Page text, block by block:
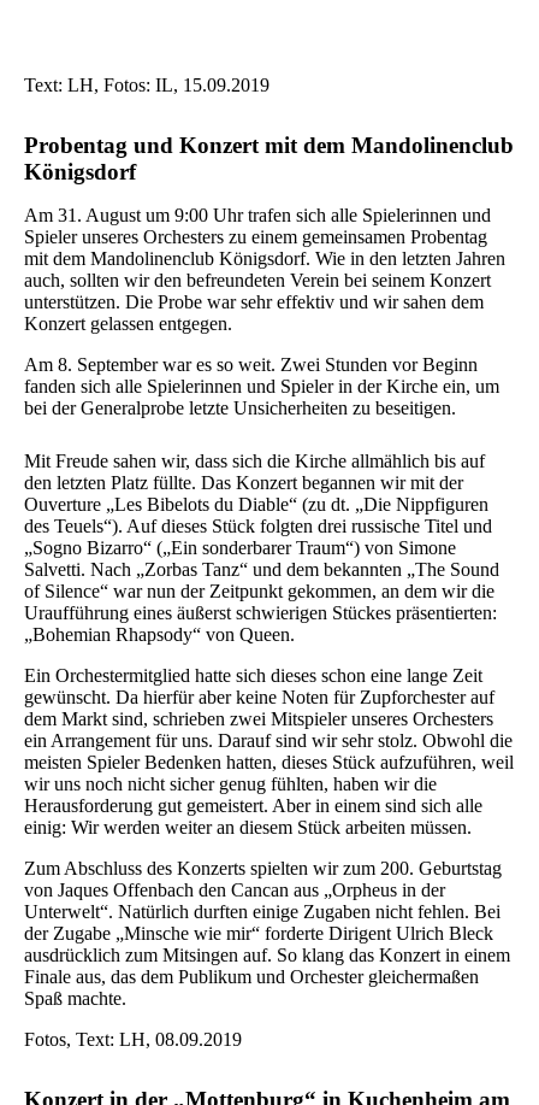
Text: LH, Fotos: IL, 15.09.2019
Probentag und Konzert mit dem Mandolinenclub
Königsdorf
Am 31. August um 9:00 Uhr trafen sich alle Spielerinnen und
Spieler unseres Orchesters zu einem gemeinsamen Probentag
mit dem Mandolinenclub Königsdorf. Wie in den letzten Jahren
auch, sollten wir den befreundeten Verein bei seinem Konzert
unterstützen. Die Probe war sehr effektiv und wir sahen dem
Konzert gelassen entgegen.
Am 8. September war es so weit. Zwei Stunden vor Beginn
fanden sich alle Spielerinnen und Spieler in der Kirche ein, um
bei der Generalprobe letzte Unsicherheiten zu beseitigen.
Mit Freude sahen wir, dass sich die Kirche allmählich bis auf
den letzten Platz füllte. Das Konzert begannen wir mit der
Ouverture „Les Bibelots du Diable“ (zu dt. „Die Nippfiguren
des Teuels“). Auf dieses Stück folgten drei russische Titel und
„Sogno Bizarro“ („Ein sonderbarer Traum“) von Simone
Salvetti. Nach „Zorbas Tanz“ und dem bekannten „The Sound
of Silence“ war nun der Zeitpunkt gekommen, an dem wir die
Uraufführung eines äußerst schwierigen Stückes präsentierten:
„Bohemian Rhapsody“ von Queen.
Ein Orchestermitglied hatte sich dieses schon eine lange Zeit
gewünscht. Da hierfür aber keine Noten für Zupforchester auf
dem Markt sind, schrieben zwei Mitspieler unseres Orchesters
ein Arrangement für uns. Darauf sind wir sehr stolz. Obwohl die
meisten Spieler Bedenken hatten, dieses Stück aufzuführen, weil
wir uns noch nicht sicher genug fühlten, haben wir die
Herausforderung gut gemeistert. Aber in einem sind sich alle
einig: Wir werden weiter an diesem Stück arbeiten müssen.
Zum Abschluss des Konzerts spielten wir zum 200. Geburtstag
von Jaques Offenbach den Cancan aus „Orpheus in der
Unterwelt“. Natürlich durften einige Zugaben nicht fehlen. Bei
der Zugabe „Minsche wie mir“ forderte Dirigent Ulrich Bleck
ausdrücklich zum Mitsingen auf. So klang das Konzert in einem
Finale aus, das dem Publikum und Orchester gleichermaßen
Spaß machte.
Fotos, Text: LH, 08.09.2019
Konzert in der „Mottenburg“ in Kuchenheim am